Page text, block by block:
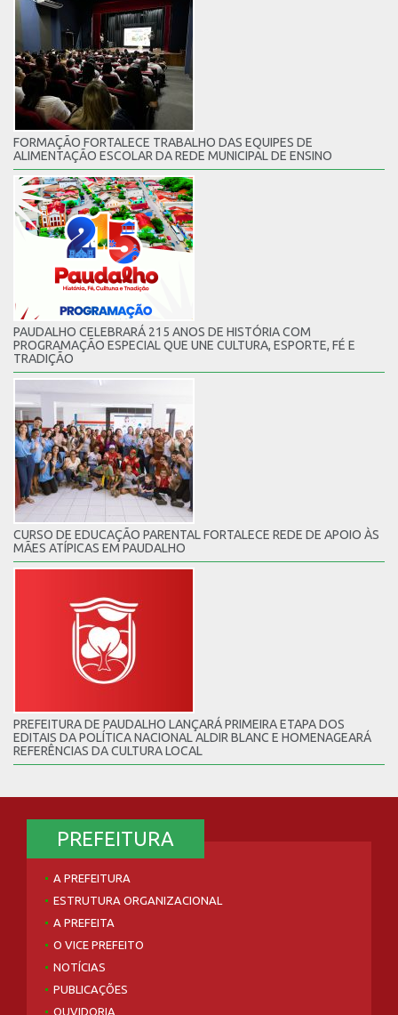
FORMAÇÃO FORTALECE TRABALHO DAS EQUIPES DE
ALIMENTAÇÃO ESCOLAR DA REDE MUNICIPAL DE ENSINO
PAUDALHO CELEBRARÁ 215 ANOS DE HISTÓRIA COM
PROGRAMAÇÃO ESPECIAL QUE UNE CULTURA, ESPORTE, FÉ E
TRADIÇÃO
CURSO DE EDUCAÇÃO PARENTAL FORTALECE REDE DE APOIO ÀS
MÃES ATÍPICAS EM PAUDALHO
PREFEITURA DE PAUDALHO LANÇARÁ PRIMEIRA ETAPA DOS
EDITAIS DA POLÍTICA NACIONAL ALDIR BLANC E HOMENAGEARÁ
REFERÊNCIAS DA CULTURA LOCAL
PREFEITURA
A PREFEITURA
ESTRUTURA ORGANIZACIONAL
A PREFEITA
O VICE PREFEITO
NOTÍCIAS
PUBLICAÇÕES
OUVIDORIA